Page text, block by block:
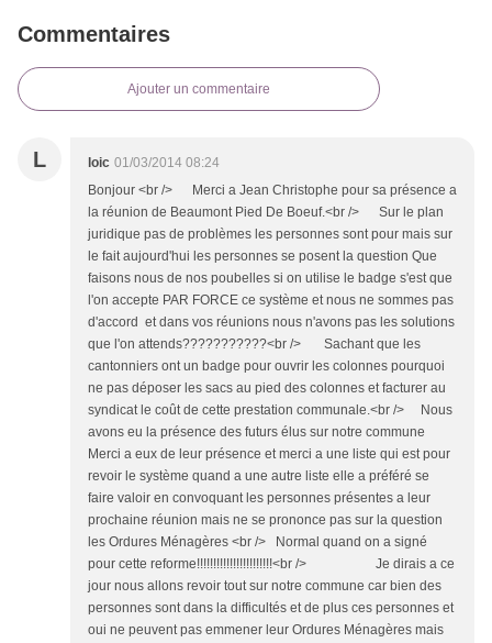
Commentaires
Ajouter un commentaire
L loic 01/03/2014 08:24
Bonjour <br /> Merci a Jean Christophe pour sa présence a
la réunion de Beaumont Pied De Boeuf.<br /> Sur le plan
juridique pas de problèmes les personnes sont pour mais sur
le fait aujourd'hui les personnes se posent la question Que
faisons nous de nos poubelles si on utilise le badge s'est que
l'on accepte PAR FORCE ce système et nous ne sommes pas
d'accord et dans vos réunions nous n'avons pas les solutions
que l'on attends???????????<br /> Sachant que les
cantonniers ont un badge pour ouvrir les colonnes pourquoi
ne pas déposer les sacs au pied des colonnes et facturer au
syndicat le coût de cette prestation communale.<br /> Nous
avons eu la présence des futurs élus sur notre commune
Merci a eux de leur présence et merci a une liste qui est pour
revoir le système quand a une autre liste elle a préféré se
faire valoir en convoquant les personnes présentes a leur
prochaine réunion mais ne se prononce pas sur la question
les Ordures Ménagères <br /> Normal quand on a signé
pour cette reforme!!!!!!!!!!!!!!!!!!!!!!!<br /> Je dirais a ce
jour nous allons revoir tout sur notre commune car bien des
personnes sont dans la difficultés et de plus ces personnes et
oui ne peuvent pas emmener leur Ordures Ménagères mais